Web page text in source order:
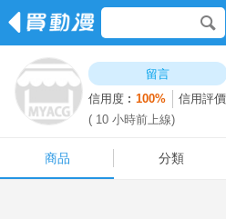
留言
信用度︰100% 信用評
( 10 小時前上線)
商品 分類
商品 分類